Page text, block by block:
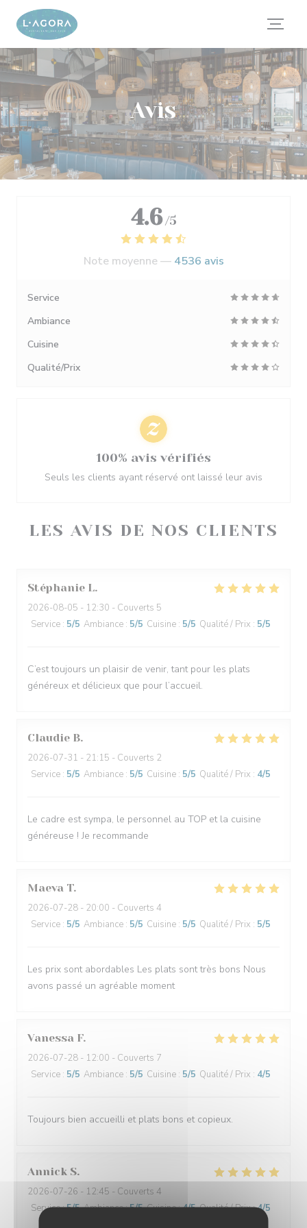
Personnalisation de vos choix en matière de cookies
Avis
LES AVIS DE NOS CLIENTS
Stéphanie L
2026-08-05 - 12:30 - Couverts 5
Service : 5/5 Ambiance : 5/5 Cuisine : 5/5 Qualité / Prix : 5/5
C’est toujours un plaisir de venir, tant pour les plats
généreux et délicieux que pour l’accueil.
Claudie B
2026-07-31 - 21:15 - Couverts 2
Service : 5/5 Ambiance : 5/5 Cuisine : 5/5 Qualité / Prix : 4/5
Le cadre est sympa, le personnel au TOP et la cuisine
généreuse ! Je recommande
Maeva T
2026-07-28 - 20:00 - Couverts 4
Service : 5/5 Ambiance : 5/5 Cuisine : 5/5 Qualité / Prix : 5/5
Les prix sont abordables Les plats sont très bons Nous
avons passé un agréable moment
Vanessa F
2026-07-28 - 12:00 - Couverts 7
Service : 5/5 Ambiance : 5/5 Cuisine : 5/5 Qualité / Prix : 4/5
Toujours bien accueilli et plats bons et copieux.
Annick S
2026-07-26 - 12:45 - Couverts 4
Service:5/5 Ambiance:5/5 Cuisine:4/5 Qualité / Prix:4/5
4.6 /5
Note moyenne — 4536 avis
Service
Ambiance
Cuisine
Qualité/Prix
100% avis vérifiés
Seuls les clients ayant réservé ont laissé leur avis